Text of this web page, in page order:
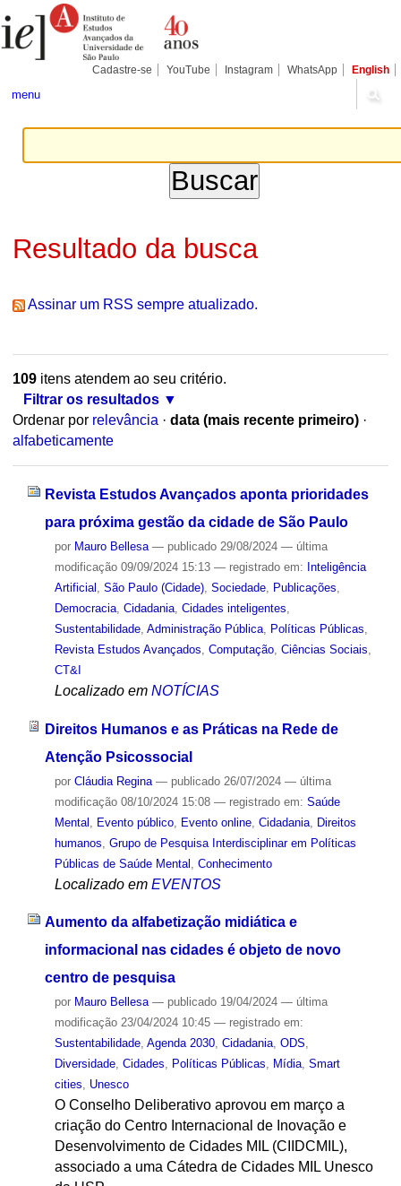
para
conteúdo.
Pessoais
Cadastre-se YouTube Instagram WhatsApp English
menu
Resultado da busca
Assinar um RSS sempre atualizado.
109itens atendem ao seu critério.
Filtrar os resultados
Ordenar por relevância · data (mais recente primeiro) ·
alfabeticamente
Revista Estudos Avançados aponta prioridades
para próxima gestão da cidade de São Paulo
por Mauro Bellesa — publicado29/08/2024 — última
modificação09/09/2024 15:13 — registrado em: Inteligência
Artificial
São Paulo (Cidade), Sociedade, Publicações
Democracia, Cidadania, Cidades inteligentes
Sustentabilidade, Administração Pública, Políticas Públicas
Revista Estudos Avançados Computação, Ciências Sociais
CT&I
Localizado em NOTÍCIAS
Direitos Humanos e as Práticas na Rede de
Atenção Psicossocial
por Cláudia Regina — publicado26/07/2024 — última
modificação08/10/2024 15:08 — registrado em: Saúde
Mental
Evento público, Evento online, Cidadania, Direitos
humanos Grupo de Pesquisa Interdisciplinar em Políticas
Públicas de Saúde Mental Conhecimento
Localizado em EVENTOS
Aumento da alfabetização midiática e
informacional nas cidades é objeto de novo
centro de pesquisa
por Mauro Bellesa — publicado19/04/2024 — última
modificação23/04/2024 10:45 — registrado em:
Sustentabilidade, Agenda 2030, Cidadania, ODS,
Diversidade, Cidades, Políticas Públicas, Mídia, Smart
cities, Unesco
O Conselho Deliberativo aprovou em março a
criação do Centro Internacional de Inovação e
Desenvolvimento de Cidades MIL (CIIDCMIL),
associado a uma Cátedra de Cidades MIL Unesco